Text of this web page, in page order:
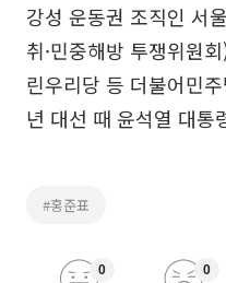
강성 운동권 조직인 서
취·민중해방 투쟁위원
린우리당 등 더불어민
년 대선 때 윤석열 대통
#홍준표
0 0